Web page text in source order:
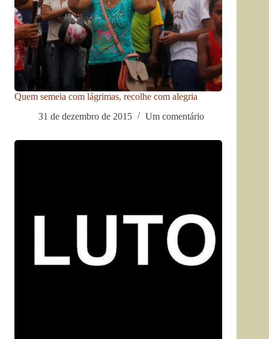
Quem semeia com lágrimas, recolhe com alegria
31 de dezembro de 2015
Um comentário